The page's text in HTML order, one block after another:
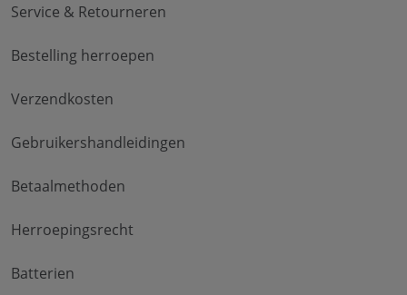
Service & Retourneren
Bestelling herroepen
Verzendkosten
Gebruikershandleidingen
Betaalmethoden
Herroepingsrecht
Batterien